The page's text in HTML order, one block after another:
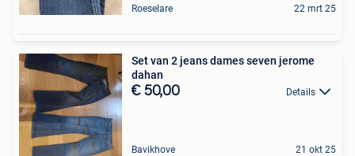
Roeselare 22 mrt 25
Set van 2 jeans dames seven jerome
dahan
€ 50,00 Details
Bavikhove 21 okt 25